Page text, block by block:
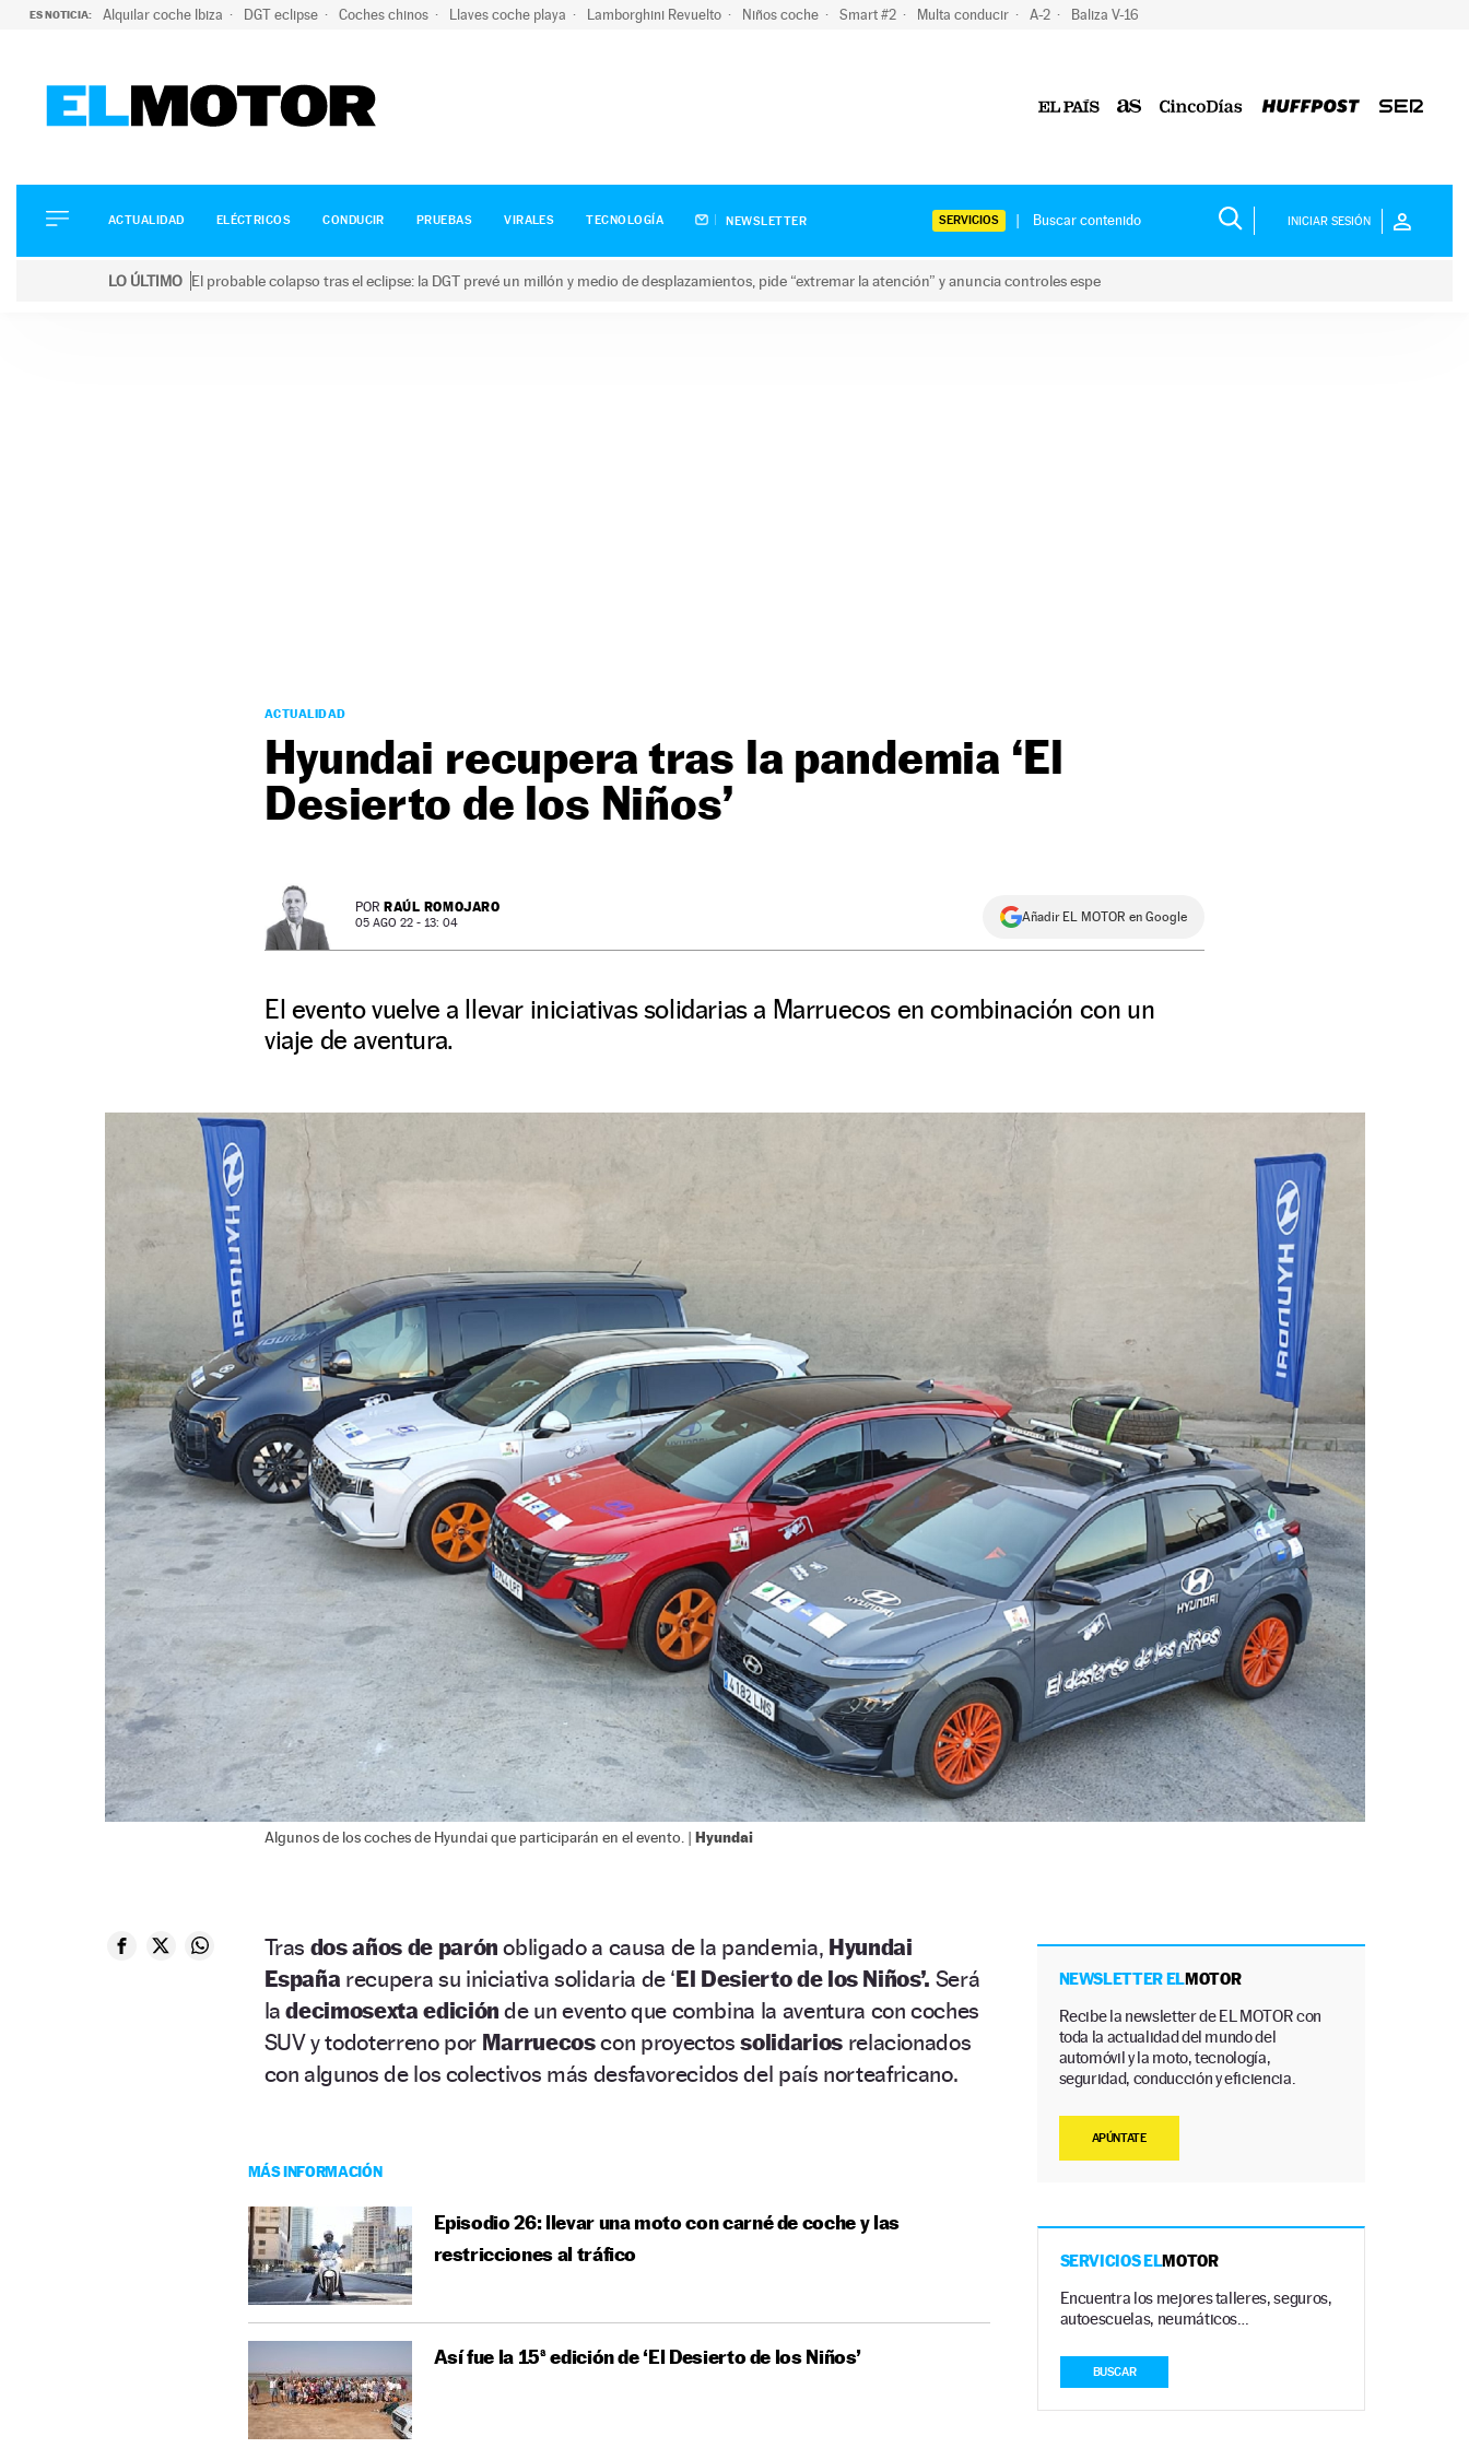
ES NOTICIA: Alquilar coche Ibiza DGT eclipse Coches chinos Llaves coche playa Lamborghini Revuelto Niños coche Smart #2 Multa conducir A-2 Baliza V-16
ELÉCTRICOS
CONDUCIR
ACTUALIDAD ELÉCTRICOS CONDUCIR PRUEBAS VIRALES TECNOLOGÍA NEWSLETTER SERVICIOS INICIAR SESIÓN
LO ÚLTIMO El probable colapso tras el eclipse: la DGT prevé un millón y medio de desplazamientos, pide “extremar la atención” y anuncia controles espe
ACTUALIDAD
Hyundai recupera tras la pandemia ‘El
Desierto de los Niños’
POR RAÚL ROMOJARO
05 AGO 22 - 13: 04 Añadir EL MOTOR en Google
El evento vuelve a llevar iniciativas solidarias a Marruecos en combinación con un
viaje de aventura.
Algunos de los coches de Hyundai que participarán en el evento. | Hyundai
Tras dos años de parónobligado a causa de la pandemia, Hyundai
España recupera su iniciativa solidaria de ‘El Desierto de los Niños’. Será
ladecimosexta edición de un evento que combina la aventura con coches
SUV y todoterreno por Marruecoscon proyectossolidarios relacionados
con algunos de los colectivos más desfavorecidos del país norteafricano.
MÁS INFORMACIÓN
Episodio 26: llevar una moto con carné de coche y las
restricciones al tráfico
Así fue la 15ª edición de ‘El Desierto de los Niños’
NEWSLETTER ELMOTOR
Recibe la newsletter de EL MOTOR con
toda la actualidad del mundo del
automóvil y la moto, tecnología,
seguridad, conducción y eficiencia.
APÚNTATE
SERVICIOS ELMOTOR
Encuentra los mejores talleres, seguros,
autoescuelas, neumáticos…
BUSCAR